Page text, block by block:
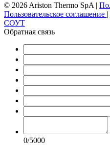
© 2026 Ariston Thermo SpA |
Пользовательское соглашение |
СОУТ
Обратная связь
0/5000